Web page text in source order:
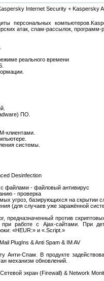
персональных
атак, спам-рассылок,
реального времени
ПО.
клиентами.
системы.
Desinfection
файлами - файловый антивирус
- проверка
угроз, базирующихся на скрытии
(для случаев уже заражённой
предназначенный против
работе с Ajax-сайтами. При
«HEUR:» и «.Script.»
PlugIns & Anti Spam & IM AV
Анти-Спам. В продукте
механизм обновлений.
экран (Firewall) & Network